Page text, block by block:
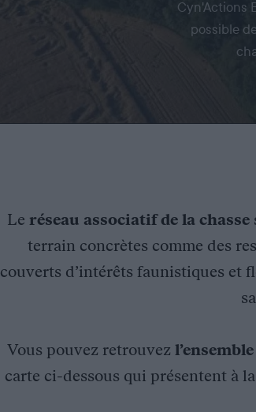
Cyn'Actions
possible
Le réseau associatif de la chasse
terrain concrètes comme des
couverts d’intérêts faunistiques et
Vous pouvez retrouvez
carte ci-dessous qui présentent à